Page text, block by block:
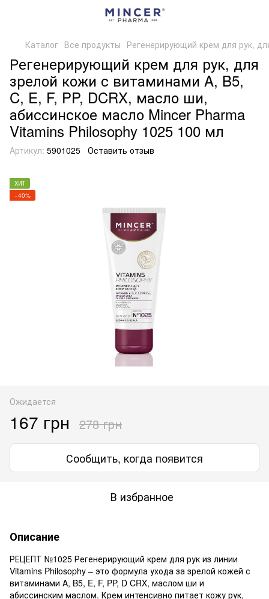
Каталог Все продукты Регенерирующий крем для рук,
Регенерирующий крем для рук, для
зрелой кожи с витаминами A, B5,
C, E, F, PP, DCRX, масло ши,
абиссинское масло Mincer Pharma
Vitamins Philosophy 1025 100 мл
Артикул: 5901025 Оставить отзыв
ХИТ
−40%
Ожидается
167 грн 278 грн
Сообщить, когда появится
В избранное
Описание
РЕЦЕПТ №1025 Регенерирующий крем для рук из линии
Vitamins Philosophy – это формула ухода за зрелой кожей с
витаминами A, B5, E, F, PP, D CRX, маслом ши и
абиссинским маслом. Крем интенсивно питает кожу рук,